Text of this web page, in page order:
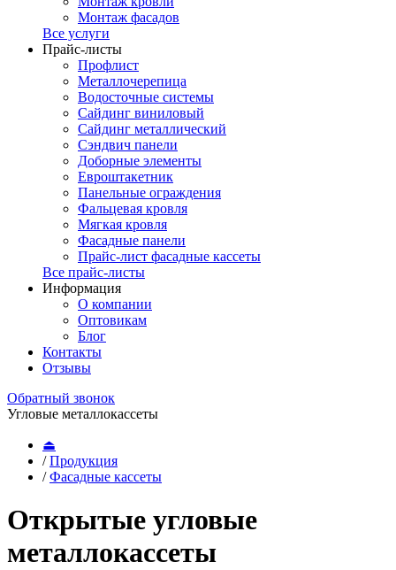
Монтаж фасадов
Все услуги
Прайс-листы
Профлист
Металлочерепица
Водосточные системы
Сайдинг виниловый
Сайдинг металлический
Сэндвич панели
Доборные элементы
Евроштакетник
Панельные ограждения
Фальцевая кровля
Мягкая кровля
Фасадные панели
Прайс-лист фасадные кассеты
Все прайс-листы
Информация
О компании
Оптовикам
Блог
Контакты
Отзывы
Обратный звонок
Угловые металлокассеты
⏏
/Продукция
/Фасадные кассеты
Открытые угловые
металлокассеты